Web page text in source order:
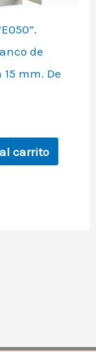
de
mm. De
carrito